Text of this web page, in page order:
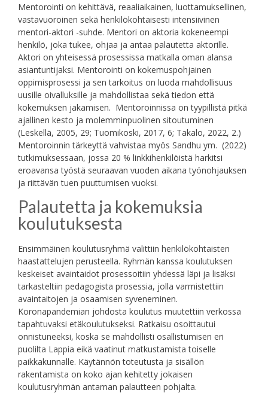
Mentorointi on kehittävä, reaaliaikainen, luottamuksellinen,
vastavuoroinen sekä henkilökohtaisesti intensiivinen
mentori-aktori -suhde. Mentori on aktoria kokeneempi
henkilö, joka tukee, ohjaa ja antaa palautetta aktorille.
Aktori on yhteisessä prosessissa matkalla oman alansa
asiantuntijaksi. Mentorointi on kokemuspohjainen
oppimisprosessi ja sen tarkoitus on luoda mahdollisuus
uusille oivalluksille ja mahdollistaa sekä tiedon että
kokemuksen jakamisen. Mentoroinnissa on tyypillistä pitkä
ajallinen kesto ja molemminpuolinen sitoutuminen
(Leskellä, 2005, 29; Tuomikoski, 2017, 6; Takalo, 2022, 2.)
Mentoroinnin tärkeyttä vahvistaa myös Sandhu ym. (2022)
tutkimuksessaan, jossa 20 % linkkihenkilöistä harkitsi
eroavansa työstä seuraavan vuoden aikana työnohjauksen
ja riittävän tuen puuttumisen vuoksi.
Palautetta ja kokemuksia
koulutuksesta
Ensimmäinen koulutusryhmä valittiin henkilökohtaisten
haastattelujen perusteella. Ryhmän kanssa koulutuksen
keskeiset avaintaidot prosessoitiin yhdessä läpi ja lisäksi
tarkasteltiin pedagogista prosessia, jolla varmistettiin
avaintaitojen ja osaamisen syveneminen.
Koronapandemian johdosta koulutus muutettiin verkossa
tapahtuvaksi etäkoulutukseksi. Ratkaisu osoittautui
onnistuneeksi, koska se mahdollisti osallistumisen eri
puolilta Lappia eikä vaatinut matkustamista toiselle
paikkakunnalle. Käytännön toteutusta ja sisällön
rakentamista on koko ajan kehitetty jokaisen
koulutusryhmän antaman palautteen pohjalta.